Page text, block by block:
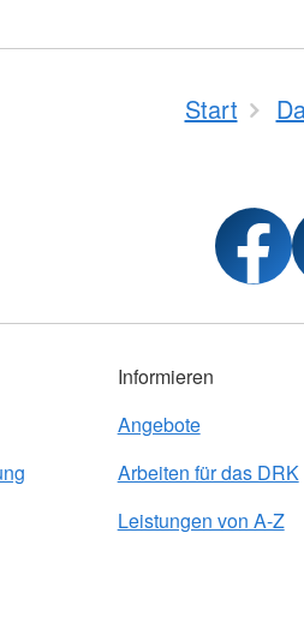
Start
Informieren
Angebote
Arbeiten für das DRK
Leistungen von A-Z